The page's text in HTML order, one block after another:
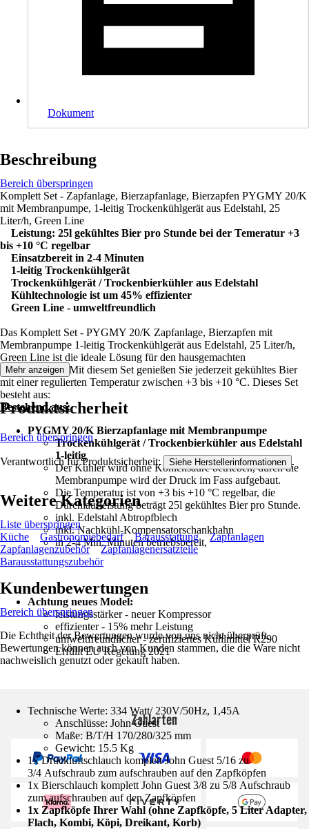
Dokument
Beschreibung
Bereich überspringen
Komplett Set - Zapfanlage, Bierzapfanlage, Bierzapfen PYGMY 20/K
mit Membranpumpe, 1-leitig Trockenkühlgerät aus Edelstahl, 25
Liter/h, Green Line
Leistung: 25l gekühltes Bier pro Stunde bei der Temeratur +3
bis +10 °C regelbar
Einsatzbereit in 2-4 Minuten
1-leitig Trockenkühlgerät
Trockenkühlgerät / Trockenbierkühler aus Edelstahl
Kühltechnologie ist um 45% effizienter
Green Line - umweltfreundlich
Das Komplett Set - PYGMY 20/K Zapfanlage, Bierzapfen mit
Membranpumpe 1-leitig Trockenkühlgerät aus Edelstahl, 25 Liter/h,
Green Line ist die ideale Lösung für den hausgemachten
Bierausschank. Mit diesem Set genießen Sie jederzeit gekühltes Bier
mit einer regulierten Temperatur zwischen +3 bis +10 °C. Dieses Set
besteht aus:
Bestehend aus:
PYGMY 20/K Bierzapfanlage mit Membranpumpe
Trockenkühlgerät / Trockenbierkühler aus Edelstahl
1-leitig
Der Kühler wird ohne Kohlensäure betrieben, durch die
Membranpumpe wird der Druck im Fass aufgebaut.
Die Temperatur ist von +3 bis +10 °C regelbar, die
Durchlaufleistung beträgt 25l gekühltes Bier pro Stunde.
inkl. Edelstahl Abtropfblech
inkl. Nachkühl-Kompensatorschankhahn
in 2-4 Min. Minuten betriebsbereit,
Achtung neues Model:
leistungsstärker - neuer Kompressor
effizienter - 15% mehr Leistung
umweltfreundlicher - zertifiziertes Kühlmittel R290
Erfüllt EU Regelung 2021
Technische Werte: 334 Watt/ 230V/50Hz, 1,45A
Anschlüsse: John Guest
Maße: B/T/H 170/280/325 mm
Gewicht: 15.5 Kg
1x Druckluftschlauch komplett John Guest 5/16 zu
3/4 Aufschraub zum aufschrauben auf den Zapfköpfen
1x Bierschlauch komplett John Guest 3/8 zu 5/8 Aufschraub
zum aufschrauben auf den Zapfköpfen
1x Zapfköpfe Ihrer Wahl (ohne Zapfköpfe, 5 Liter Adapter,
Flach, Kombi, Köpi, Dreikant, Korb)
Mehr anzeigen
Produktsicherheit
Bereich überspringen
Verantwortlich für Produktsicherheit: Siehe Herstellerinformationen .
Weitere Kategorien
Liste überspringen
Küche
Gastronomiebedarf Barausstattung
Zapfanlagen
Zapfanlagenzubehör
Zapfanlagenersatzteile
Barausstattungszubehör
Kundenbewertungen
Bereich überspringen
Die Echtheit der Bewertungen wurde von uns nicht überprüft.
Bewertungen können auch von Kunden stammen, die die Ware nicht
nachweislich genutzt oder gekauft haben.
Zahlarten